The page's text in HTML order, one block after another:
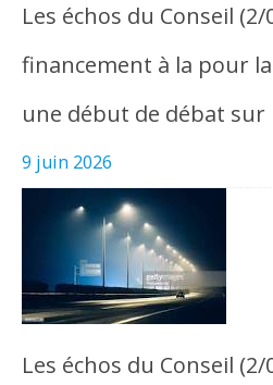
Les échos du Conseil
financement à la pour
une début de débat sur
9 juin 2026
Les échos du Conseil